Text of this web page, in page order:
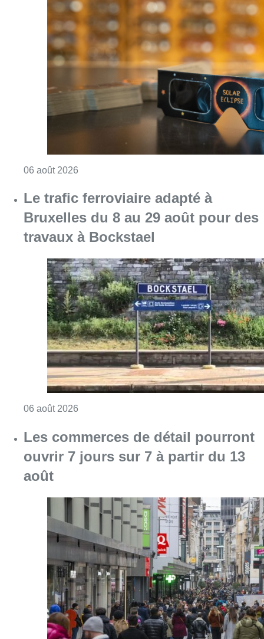
06 août 2026
Le trafic ferroviaire adapté à
Bruxelles du 8 au 29 août pour des
travaux à Bockstael
06 août 2026
Les commerces de détail pourront
ouvrir 7 jours sur 7 à partir du 13
août